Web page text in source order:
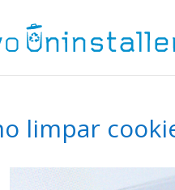
limpar